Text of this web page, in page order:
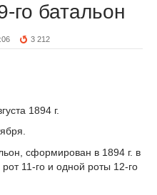
батальон
3 212
1894 г.
сформирован в 1894 г. в
11-го и одной роты 12-го